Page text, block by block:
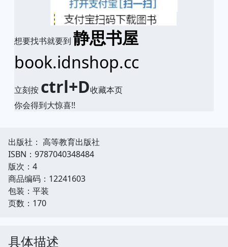
想要找书就要到 静思书屋
book.idnshop.cc
立刻按 ctrl+D收藏本页
你会得到大惊喜!!
出版社： 高等教育出版社
ISBN：9787040348484
版次：4
商品编码：12241603
包装：平装
页数：170
具体描述